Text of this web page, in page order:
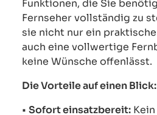
Funktionen, die Sie
Fernseher vollständig zu
sie nicht nur ein
auch eine vollwertige
keine Wünsche offenlässt.
Die Vorteile auf einen Blick:
• Sofort einsatzbereit: